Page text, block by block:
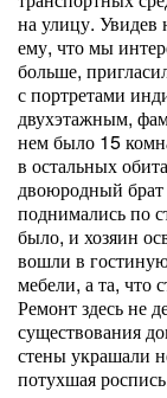
на улицу. Увидев
ему, что мы
больше,
с портретами
двухэтажным,
нем было 15
в остальных
двоюродный
поднимались по
было, и хозяин
вошли в
мебели, а та, что
Ремонт здесь не
существования
стены украшали
потухшая